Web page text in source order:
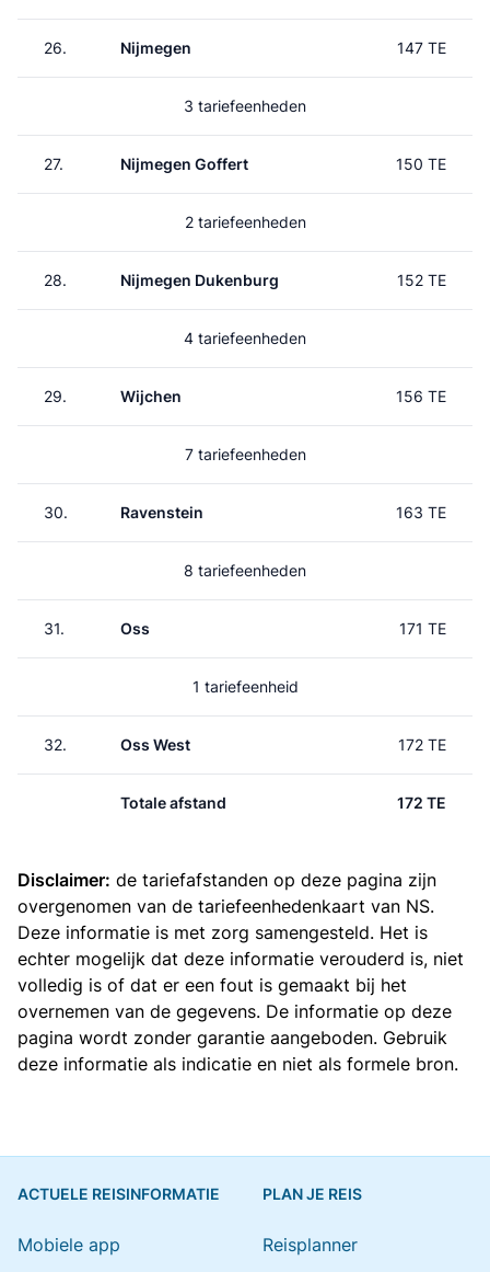
26. Nijmegen 147 TE
3 tariefeenheden
27. Nijmegen Goffert 150 TE
2 tariefeenheden
28. Nijmegen Dukenburg 152 TE
4 tariefeenheden
29. Wijchen 156 TE
7 tariefeenheden
30. Ravenstein 163 TE
8 tariefeenheden
31. Oss 171 TE
1 tariefeenheid
32. Oss West 172 TE
Totale afstand 172 TE
Disclaimer: de tariefafstanden op deze pagina zijn
overgenomen van de tariefeenhedenkaart van NS.
Deze informatie is met zorg samengesteld. Het is
echter mogelijk dat deze informatie verouderd is, niet
volledig is of dat er een fout is gemaakt bij het
overnemen van de gegevens. De informatie op deze
pagina wordt zonder garantie aangeboden. Gebruik
deze informatie als indicatie en niet als formele bron.
ACTUELE REISINFORMATIE
Mobiele app
PLAN JE REIS
Reisplanner